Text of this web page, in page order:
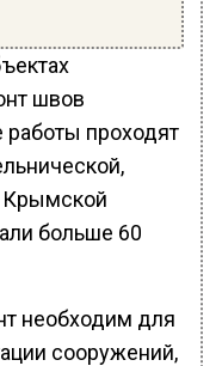
швов
работы проходят
Крымской
больше 60
необходим для
сооружений,